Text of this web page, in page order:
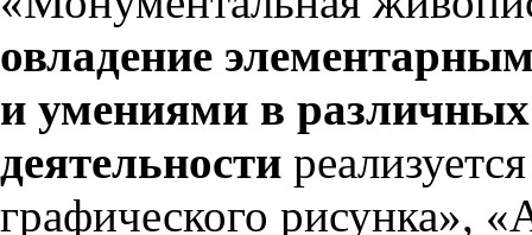
овладение
и умениями в
деятельности
графического рисунка»,